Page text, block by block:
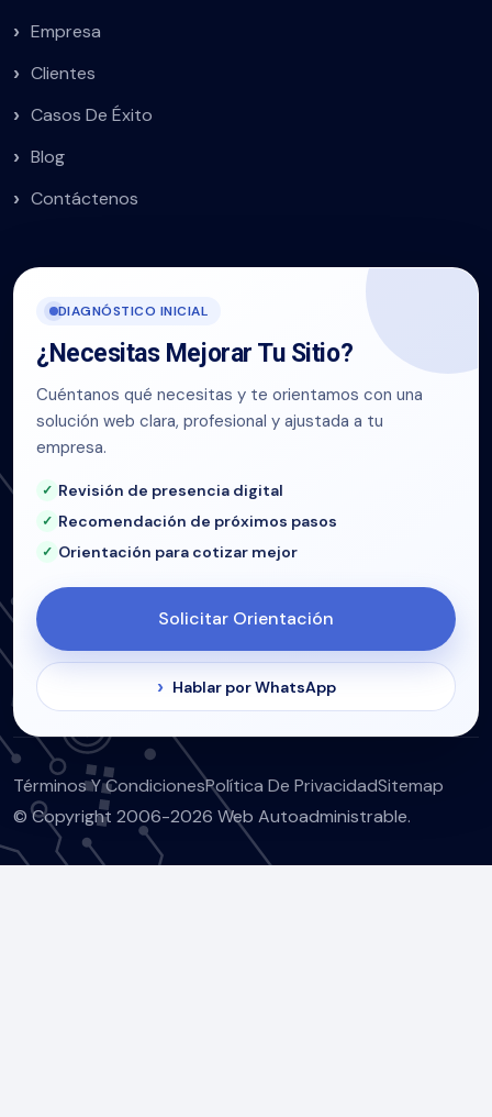
Empresa
Clientes
Casos De Éxito
Blog
Contáctenos
DIAGNÓSTICO INICIAL
¿Necesitas Mejorar Tu Sitio?
Cuéntanos qué necesitas y te orientamos con una
solución web clara, profesional y ajustada a tu
empresa.
Revisión de presencia digital
Recomendación de próximos pasos
Orientación para cotizar mejor
Solicitar Orientación
Hablar por WhatsApp
© Copyright 2006-2026 Web Autoadministrable.
Términos Y CondicionesPolítica De PrivacidadSitemap